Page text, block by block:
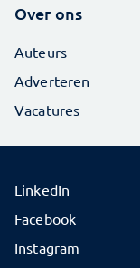
Over ons
Auteurs
Adverteren
Vacatures
LinkedIn
Facebook
Instagram